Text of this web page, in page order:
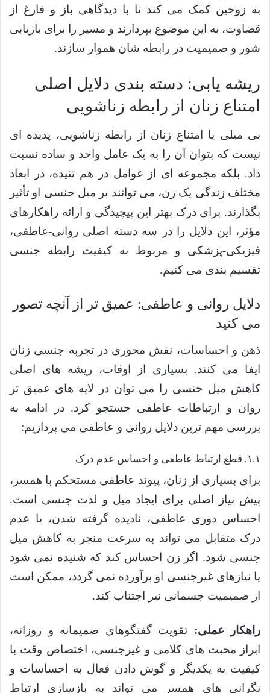
به زوجین کمک می کند تا با دیدگاهی باز و فارغ از
قضاوت، به این موضوع بپردازند و مسیر را برای بازیابی
شور و صمیمیت در رابطه شان هموار سازند.
ریشه یابی: دسته بندی دلایل اصلی
امتناع زنان از رابطه زناشویی
بی میلی یا امتناع زنان از رابطه زناشویی، پدیده ای
نیست که بتوان آن را به یک عامل واحد و ساده نسبت
داد. بلکه مجموعه ای از عوامل در هم تنیده، در ابعاد
مختلف زندگی یک زن، می توانند بر میل جنسی او تأثیر
بگذارند. برای درک بهتر این پیچیدگی و ارائه راهکارهای
مؤثر، این دلایل را در سه دسته اصلی روانی-عاطفی،
فیزیکی-پزشکی و مربوط به کیفیت رابطه جنسی
تقسیم بندی می کنیم.
دلایل روانی و عاطفی: عمیق تر از آنچه تصور
می کنید
ذهن و احساسات، نقش محوری در تجربه جنسی زنان
ایفا می کنند. بسیاری از اوقات، ریشه های اصلی
کاهش میل جنسی را می توان در لایه های عمیق تر
روان و ارتباطات عاطفی جستجو کرد. در ادامه به
بررسی مهم ترین دلایل روانی و عاطفی می پردازیم:
۱.۱. قطع ارتباط عاطفی و احساس عدم درک
برای بسیاری از زنان، پیوند عاطفی مستحکم با همسر،
پیش نیاز اصلی برای ایجاد میل و لذت جنسی است.
احساس دوری عاطفی، نادیده گرفته شدن، یا عدم
درک متقابل می تواند به سرعت منجر به کاهش میل
جنسی شود. اگر زن احساس کند که شنیده نمی شود
یا نیازهای غیرجنسی او برآورده نمی گردد، ممکن است
از صمیمیت جسمانی نیز اجتناب کند.
راهکار عملی: تقویت گفتگوهای صمیمانه و روزانه،
ابراز محبت های کلامی و غیرجنسی، اختصاص وقت با
کیفیت به یکدیگر و گوش دادن فعال به احساسات و
نگرانی های همسر می تواند به بازسازی ارتباط